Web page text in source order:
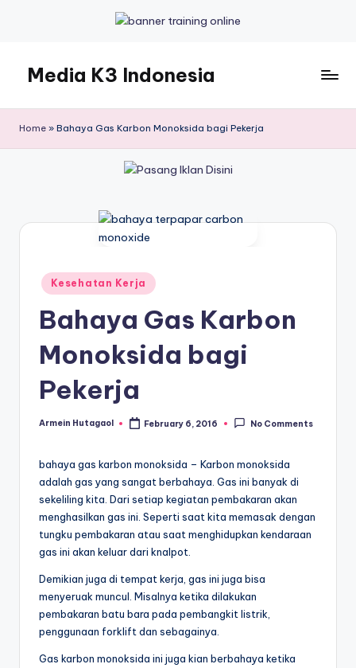
contentMedia K3 Indonesia
Seputar
Home » Bahaya Gas Karbon Monoksida bagi Pekerja
Posted
in
Kesehatan Kerja
Bahaya Gas Karbon
Monoksida bagi
Pekerja
Posted
Armein Hutagaol February 6, 2016 No Comments
bahaya gas karbon monoksida – Karbon monoksida
adalah gas yang sangat berbahaya. Gas ini banyak di
sekeliling kita. Dari setiap kegiatan pembakaran akan
menghasilkan gas ini. Seperti saat kita memasak dengan
tungku pembakaran atau saat menghidupkan kendaraan
gas ini akan keluar dari knalpot.
Demikian juga di tempat kerja, gas ini juga bisa
menyeruak muncul. Misalnya ketika dilakukan
pembakaran batu bara pada pembangkit listrik,
penggunaan forklift dan sebagainya.
Gas karbon monoksida ini juga kian berbahaya ketika